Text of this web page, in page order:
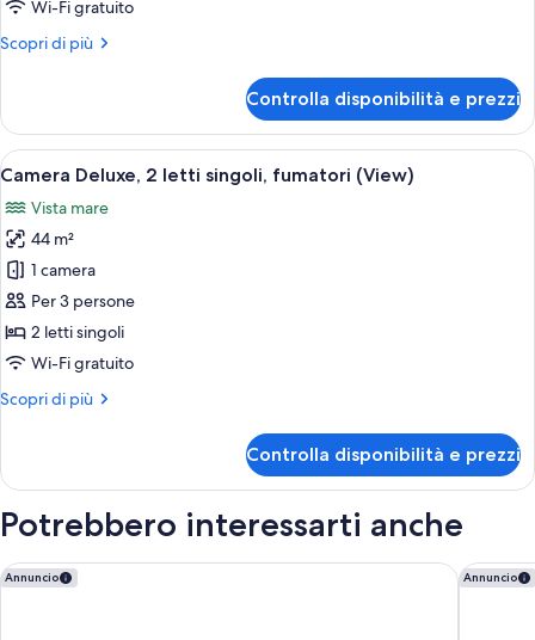
letti
Wi-Fi gratuito
Scopri di più
Altri
Executive,
letti
Controlla disponibilità e prezzi
Apri
tutte
le
foto
per
Camera
Deluxe,
2
singoli,
Camera d'albergo con due letti, un
10
Camera Deluxe, 2 letti singoli, fumatori (View)
Vista mare
44 m²
1 camera
Per 3 persone
2 letti singoli
Wi-Fi gratuito
Scopri di più
Altri
Deluxe,
letti
fumatori
(View)
Controlla disponibilità e prezzi
Potrebbero interessarti anche
Annuncio
Embassy Suites By Hilton Dubai Business Bay Annuncio
The